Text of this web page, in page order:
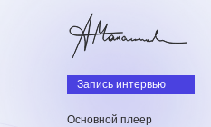
Запись интервью
Основной плеер